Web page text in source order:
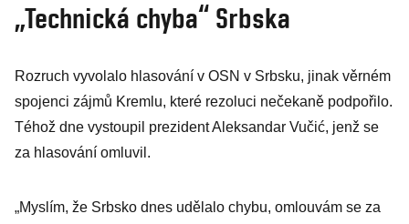
„Technická chyba“ Srbska
Rozruch vyvolalo hlasování v OSN v Srbsku, jinak věrném
spojenci zájmů Kremlu, které rezoluci nečekaně podpořilo.
Téhož dne vystoupil prezident Aleksandar Vučić, jenž se
za hlasování omluvil.
„Myslím, že Srbsko dnes udělalo chybu, omlouvám se za